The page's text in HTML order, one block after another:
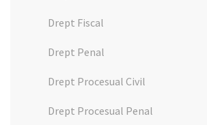
Drept Fiscal
Drept Penal
Drept Procesual Civil
Drept Procesual Penal